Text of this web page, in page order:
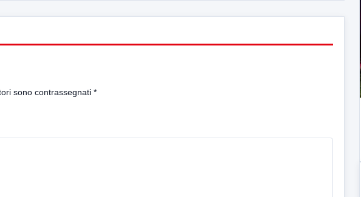
sono contrassegnati *